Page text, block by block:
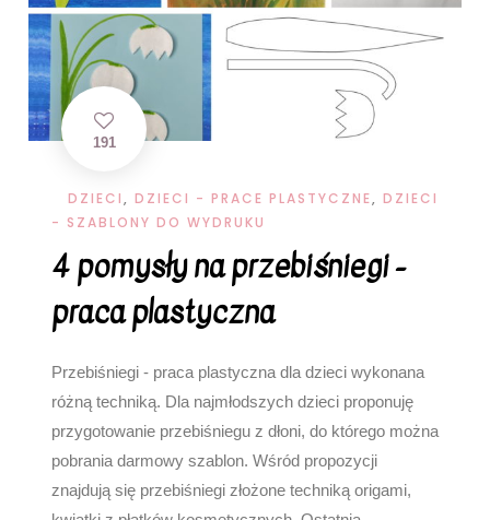
191
DZIECI, DZIECI - PRACE PLASTYCZNE, DZIECI
- SZABLONY DO WYDRUKU
4 pomysły na przebiśniegi -
praca plastyczna
Przebiśniegi - praca plastyczna dla dzieci wykonana
różną techniką. Dla najmłodszych dzieci proponuję
przygotowanie przebiśniegu z dłoni, do którego można
pobrania darmowy szablon. Wśród propozycji
znajdują się przebiśniegi złożone techniką origami,